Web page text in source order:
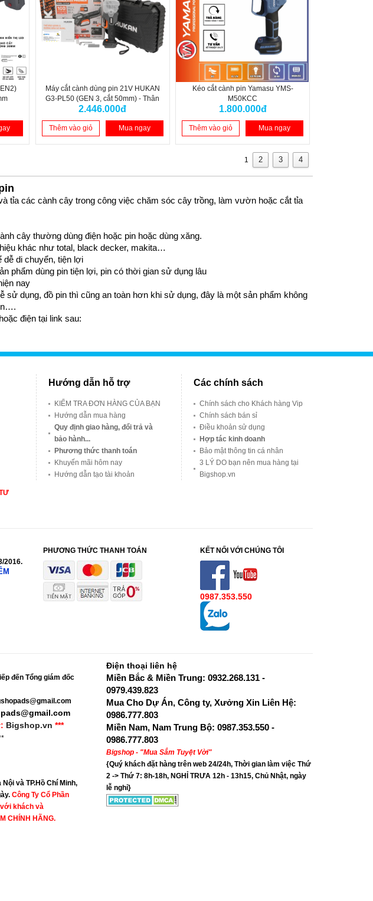
Máy cắt cành dùng pin 21V HUKAN
G3-PL50 (GEN 3, cắt 50mm) - Thân
máy
2.446.000đ
Thêm vào giỏ Mua ngay
Kéo cắt cành pin Yamasu YMS-
M50KCC
1.800.000đ
Thêm vào giỏ Mua ngay
1 2 3 4
tỉa các cành cây trong công việc chăm sóc cây trồng, làm vườn hoặc cắt tỉa
cây thường dùng điện hoặc pin hoặc dùng xăng.
khác như total, black decker, makita…
di chuyển, tiện lợi
phẩm dùng pin tiện lợi, pin có thời gian sử dụng lâu
nay
sử dụng, đồ pin thì cũng an toàn hơn khi sử dụng, đây là một sản phẩm không
điện tại link sau:
Hướng dẫn hỗ trợ
KIỂM TRA ĐƠN HÀNG CỦA BẠN
Hướng dẫn mua hàng
Quy định giao hàng, đổi trả và
bảo hành...
Phương thức thanh toán
Khuyến mãi hôm nay
Hướng dẫn tạo tài khoản
Các chính sách
Chính sách cho Khách hàng Vip
Chính sách bán sỉ
Điều khoản sử dụng
Hợp tác kinh doanh
Bảo mật thông tin cá nhân
3 LÝ DO bạn nên mua hàng tại
Bigshop.vn
2016.
KẾT NỐI VỚI CHÚNG TÔI
0987.353.550
PHƯƠNG THỨC THANH TOÁN
đến Tổng giám đốc
Bigshop.vn ***
và TP.Hồ Chí Minh,
Công Ty Cổ Phần
khách và
CHÍNH HÃNG.
Điện thoại liên hệ
Miền Bắc & Miền Trung: 0932.268.131 -
0979.439.823
Mua Cho Dự Án, Công ty, Xưởng Xin Liên Hệ:
0986.777.803
Miền Nam, Nam Trung Bộ: 0987.353.550 -
0986.777.803
Bigshop - "Mua Sắm Tuyệt Vời"
{Quý khách đặt hàng trên web 24/24h, Thời gian làm việc Thứ
2 -> Thứ 7: 8h-18h, NGHỈ TRƯA 12h - 13h15, Chủ Nhật, ngày
lễ nghỉ}